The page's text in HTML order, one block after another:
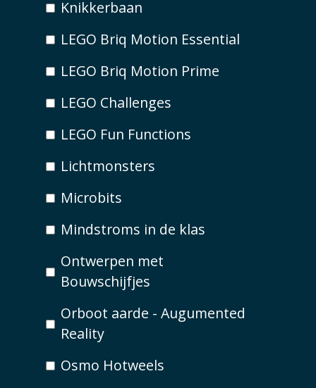
Knikkerbaan
LEGO Briq Motion Essential
LEGO Briq Motion Prime
LEGO Challenges
LEGO Fun Functions
Lichtmonsters
Microbits
Mindstroms in de klas
Ontwerpen met
Bouwschijfjes
Orboot aarde - Augumented
Reality
Osmo Hotweels